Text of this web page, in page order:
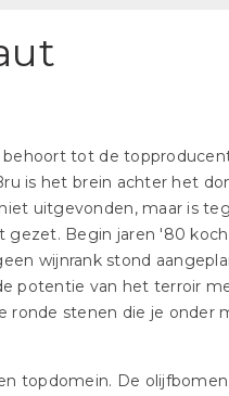
tot de
is het brein achter het
uitgevonden, maar is
gezet. Begin jaren '80
wijnrank stond
potentie van het terroir
stenen die je onder
topdomein. De